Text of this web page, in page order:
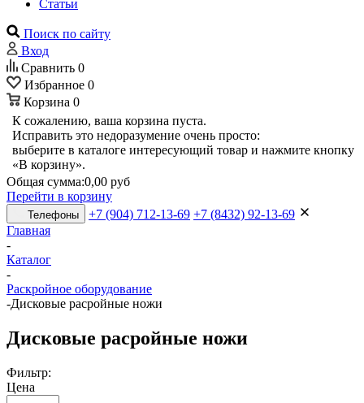
Статьи
Поиск по сайту
Вход
Сравнить 0
Избранное 0
Корзина 0
К сожалению, ваша корзина пуста.
Исправить это недоразумение очень просто:
выберите в каталоге интересующий товар и нажмите кнопку
«В корзину».
Общая сумма:0,00 руб
Перейти в корзину
Телефоны +7 (904) 712-13-69 +7 (8432) 92-13-69
Главная
-
Каталог
-
Раскройное оборудование
-Дисковые расройные ножи
Дисковые расройные ножи
Фильтр:
Цена